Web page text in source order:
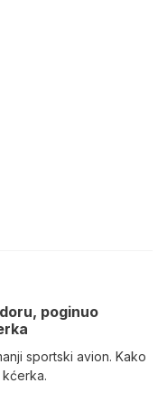
poginuo
sportski avion. Kako